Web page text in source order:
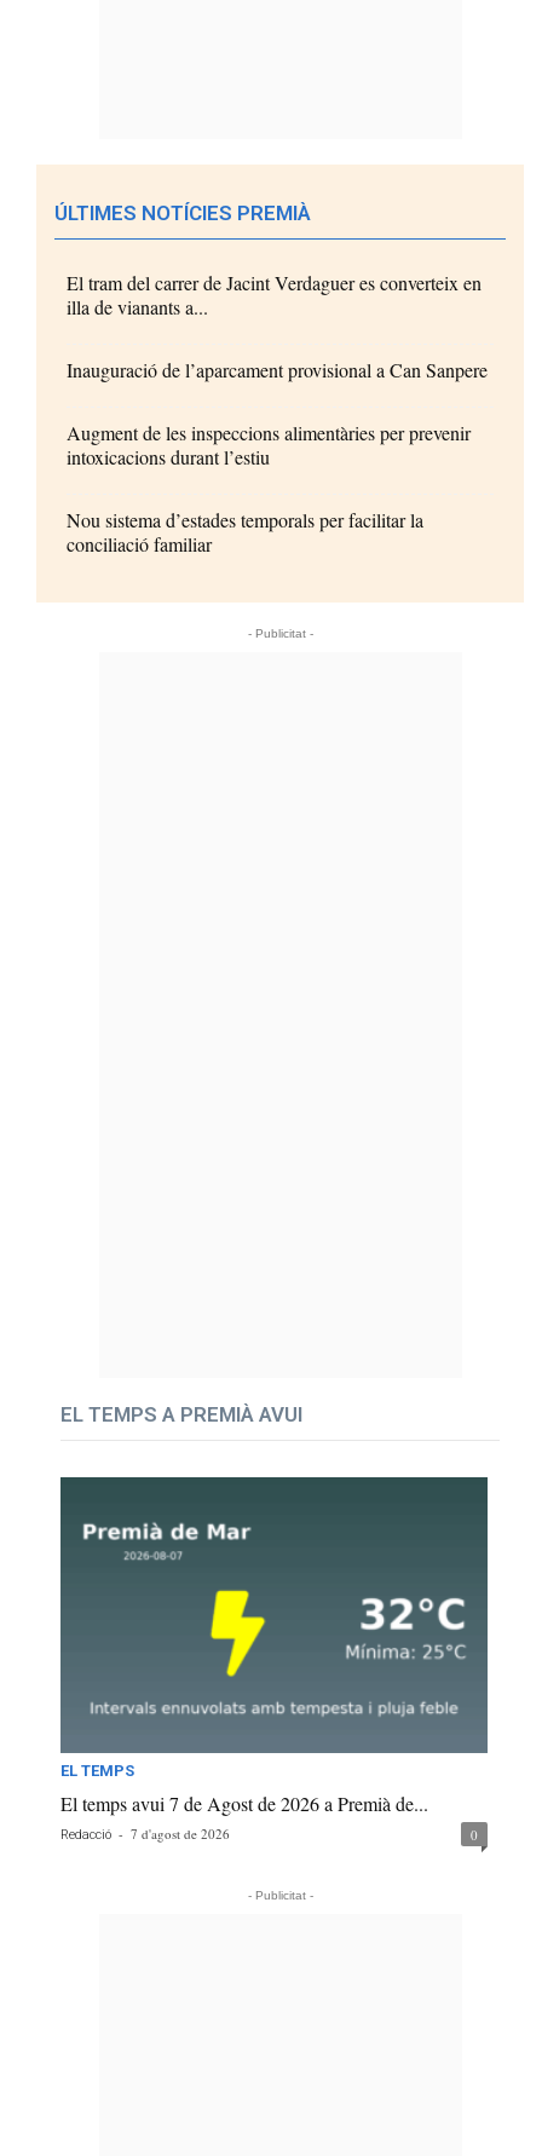
ÚLTIMES NOTÍCIES PREMIÀ
El tram del carrer de Jacint Verdaguer es converteix en
illa de vianants a...
Inauguració de l’aparcament provisional a Can Sanpere
Augment de les inspeccions alimentàries per prevenir
intoxicacions durant l’estiu
Nou sistema d’estades temporals per facilitar la
conciliació familiar
- Publicitat -
EL TEMPS A PREMIÀ AVUI
EL TEMPS
El temps avui 7 de Agost de 2026 a Premià de...
Redacció - 7 d'agost de 2026 0
- Publicitat -